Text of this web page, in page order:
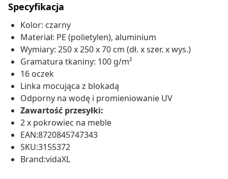
Specyfikacja
Kolor: czarny
Materiał: PE (polietylen), aluminium
Wymiary: 250 x 250 x 70 cm (dł. x szer. x wys.)
Gramatura tkaniny: 100 g/m²
16 oczek
Linka mocująca z blokadą
Odporny na wodę i promieniowanie UV
Zawartość przesyłki:
2 x pokrowiec na meble
EAN:8720845747343
SKU:3155372
Brand:vidaXL